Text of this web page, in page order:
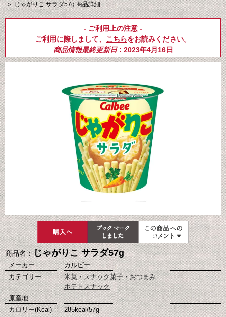
＞じゃがりこ サラダ57g 商品詳細
- ご利用上の注意 -
ご利用に際しまして、 こちらをお読みください。
商品情報最終更新日: 2023年4月16日
商品名：じゃがりこ サラダ57g
メーカー
カルビー
カテゴリー
米菓・スナック菓子・おつまみ
ポテトスナック
原産地
カロリー(Kcal)
285kcal/57g